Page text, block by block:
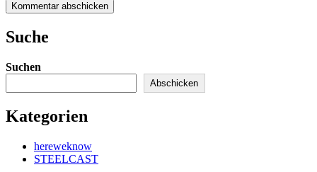
Kommentar abschicken
Suche
Suchen
Abschicken
Kategorien
hereweknow
STEELCAST